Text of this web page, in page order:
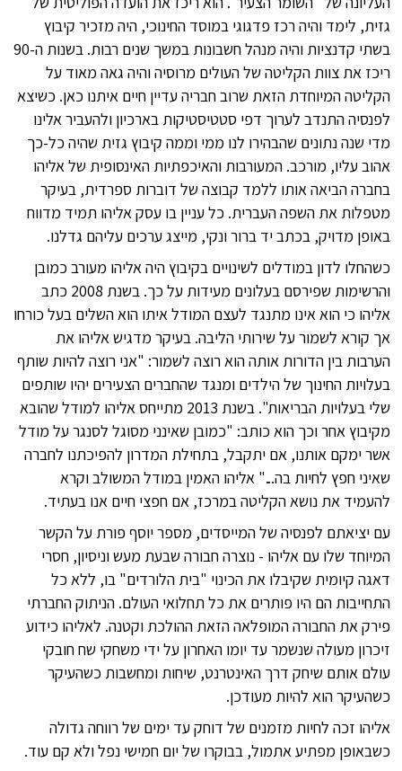
גזית, לימד והיה רכז פדגוגי במוסד החינוכי, היה מזכיר קיבוץ
בשתי קדנציות והיה מנהל חשבונות במשך שנים רבות. בשנות ה-90
ריכז את צוות הקליטה של העולים מרוסיה והיה גאה מאוד על
הקליטה המיוחדת הזאת שרוב חבריה עדיין חיים איתנו כאן. כשיצא
לפנסיה התנדב לערוך דפי סטטיסטיקות בארכיון ולהעביר אלינו
מדי שנה נתונים שהבהירו לנו ממי וממה קיבוץ גזית שהיה כל-כך
אהוב עליו, מורכב. המעורבות והאיכפתיות האינסופית של אליהו
בחברה הביאה אותו ללמד קבוצה של דוברות ספרדית, בעיקר
מטפלות את השפה העברית. כל עניין בו עסק אליהו תמיד מדווח
באופן מדויק, בכתב יד ברור ונקי, מייצג ערכים עליהם גדלנו.
כשהחלו לדון במודלים לשינויים בקיבוץ היה אליהו מעורב כמובן
והרשימות שפירסם בעלונים מעידות על כך. בשנת 2008 כתב
אליהו כי הוא אינו מתנגד לעצם המודל איתו הוא השלים בעל כורחו
אך קורא לשמור על שירותי הליבה. בעיקר מדגיש אליהו את
הערבות בין הדורות אותה הוא רוצה לשמור: "אני רוצה להיות שותף
בעלויות החינוך של הילדים ומנגד שהחברים הצעירים יהיו שותפים
שלי בעלויות הבריאות". בשנת 2013 מתייחס אליהו למודל שהובא
מקיבוץ אחר וכך הוא כותב: "כמובן שאינני מסוגל לסנגר על מודל
אשר ימקם אותנו, אם יתקבל, בתחילת המדרון להפיכתנו לחברה
שאיני חפץ לחיות בה..." אליהו האמין במודל המשולב וקרא
להעמיד את נושא הקליטה במרכז, אם חפצי חיים אנו בעתיד.
עם יציאתם לפנסיה של המייסדים, מספר יוסף פורת על הקשר
המיוחד שלו עם אליהו - נוצרה חבורה שבעת מעש וניסיון, חסרי
דאגה קיומית שקיבלו את הכינוי "בית הלורדים" בו, ללא כל
התחייבות הם היו פותרים את כל תחלואי העולם. הניתוק החברתי
פירק את החבורה המופלאה הזאת ההולכת וקטנה. לאליהו כידוע
זיכרון מעולה שנשמר עד יומו האחרון על ידי משחקי שח חובקי
עולם אותם שיחק דרך האינטרנט, שיחות ומחשבות כשהעיקר
כשהעיקר הוא להיות מעודכן.
אליהו זכה לחיות מזמנים של דוחק עד ימים של רווחה גדולה
כשבאופן מפתיע אתמול, בבוקרו של יום חמישי נפל ולא קם עוד.